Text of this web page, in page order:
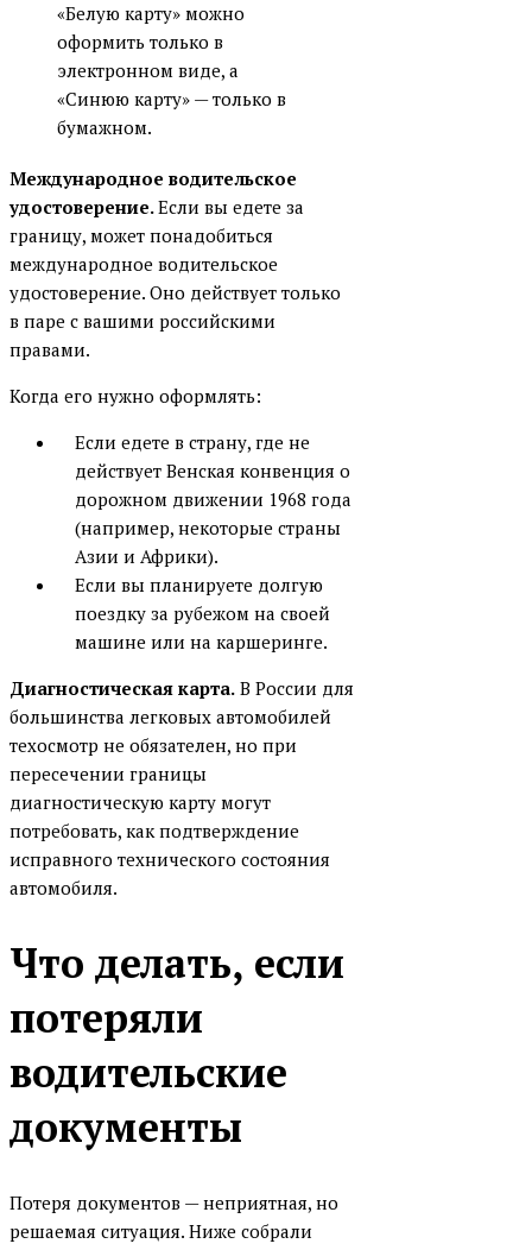
«Белую карту» можно
оформить только в
электронном виде, а
«Синюю карту» — только в
бумажном.
Международное водительское
удостоверение.Если вы едете за
границу, может понадобиться
международное водительское
удостоверение. Оно действует только
в паре с вашими российскими
правами.
Когда его нужно оформлять:
Если едете в страну, где не
действует Венская конвенция о
дорожном движении 1968 года
(например, некоторые страны
Азии и Африки).
Если вы планируете долгую
поездку за рубежом на своей
машине или на каршеринге.
Диагностическая карта. В России для
большинства легковых автомобилей
техосмотр не обязателен, но при
пересечении границы
диагностическую карту могут
потребовать, как подтверждение
исправного технического состояния
автомобиля.
Что делать, если
потеряли
водительские
документы
Потеря документов — неприятная, но
решаемая ситуация. Ниже собрали